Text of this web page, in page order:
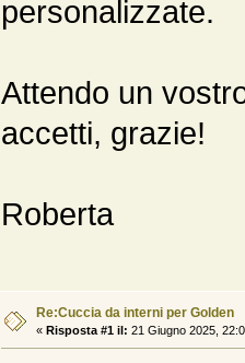
personalizzate.
Attendo un
accetti, grazie!
Roberta
Re:Cuccia da interni per Golden
« Risposta #1 il: 21 Giugno 2025,